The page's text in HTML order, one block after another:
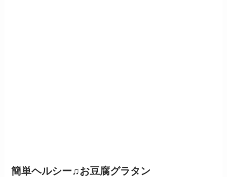
簡単ヘルシー♫お豆腐グラタン